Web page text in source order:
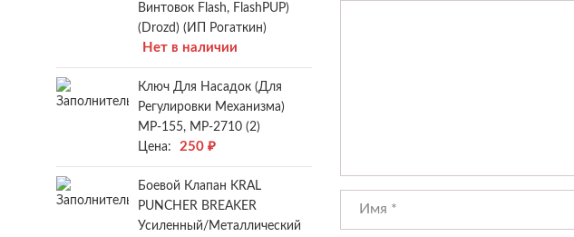
Винтовок Flash, FlashPUP)
(Drozd) (ИП Рогаткин)
Нет в наличии
Ключ Для Насадок (для
Регулировки Механизма)
МР-155, МР-2710 (2)
Цена:
250 ₽
Боевой Клапан KRAL
PUNCHER BREAKER
Усиленный/металлический